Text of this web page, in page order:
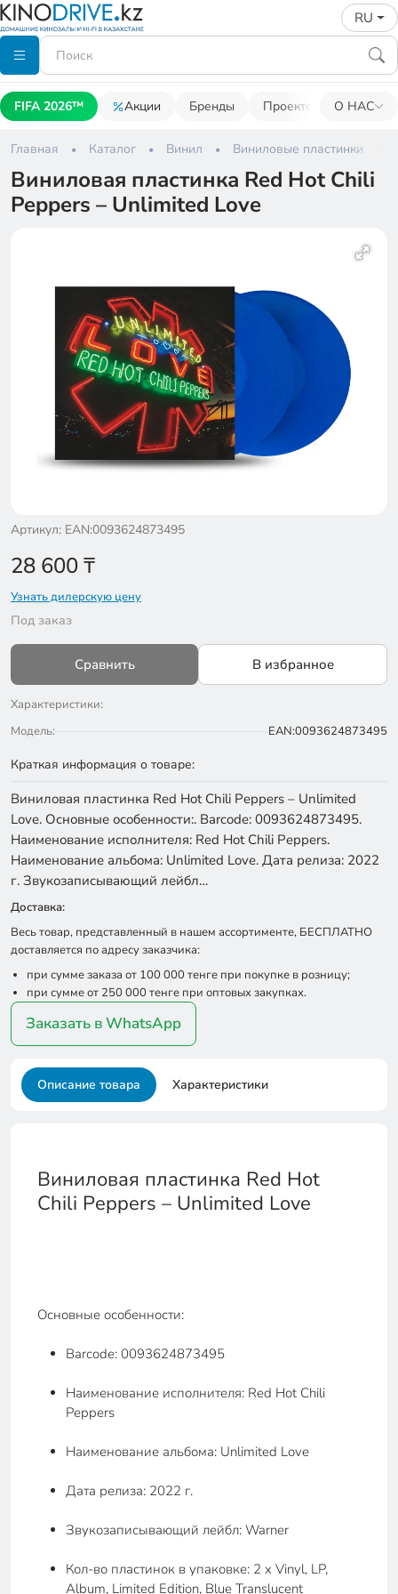
RU
FIFA 2026™ Акции Бренды Проекторы О НАС
Главная Каталог Винил Виниловые пластинки
Виниловая пластинка Red Hot Chili
Peppers – Unlimited Love
Артикул: EAN:0093624873495
28 600₸
Узнать дилерскую цену
Под заказ
Сравнить В избранное
Характеристики:
Модель:
EAN:0093624873495
Краткая информация о товаре:
Виниловая пластинка Red Hot Chili Peppers – Unlimited
Love. Основные особенности:. Barcode: 0093624873495.
Наименование исполнителя: Red Hot Chili Peppers.
Наименование альбома: Unlimited Love. Дата релиза: 2022
г. Звукозаписывающий лейбл…
Доставка:
Весь товар, представленный в нашем ассортименте, БЕСПЛАТНО
доставляется по адресу заказчика:
при сумме заказа от 100 000 тенге при покупке в розницу;
при сумме от 250 000 тенге при оптовых закупках.
Заказать в WhatsApp
Описание товара Характеристики
Виниловая пластинка Red Hot
Chili Peppers – Unlimited Love
Основные особенности:
Barcode: 0093624873495
Наименование исполнителя: Red Hot Chili
Peppers
Наименование альбома: Unlimited Love
Дата релиза: 2022 г.
Звукозаписывающий лейбл: Warner
Кол-во пластинок в упаковке: 2 x Vinyl, LP,
Album, Limited Edition, Blue Translucent